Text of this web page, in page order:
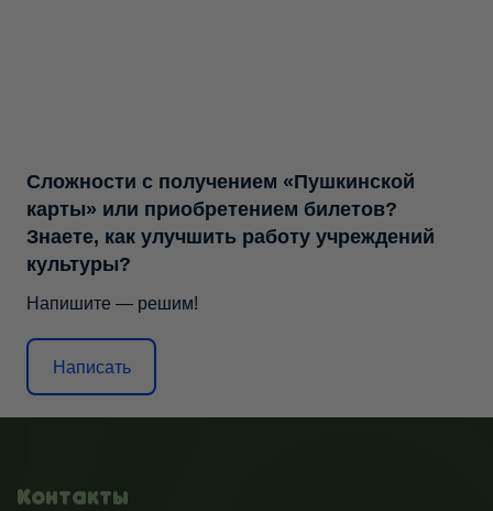
Сложности с получением «Пушкинской
карты» или приобретением билетов?
Знаете, как улучшить работу учреждений
культуры?
Напишите — решим!
Написать
Контакты